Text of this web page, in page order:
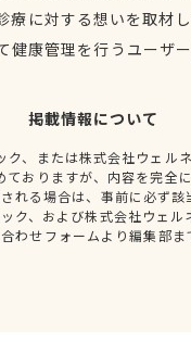
療に対する想いを取材
康管理を行うユーザ
掲載情報について
、または株式会社ウェル
おりますが、内容を完全
れる場合は、事前に必ず該
ク、および株式会社ウェ
わせフォームより編集部ま